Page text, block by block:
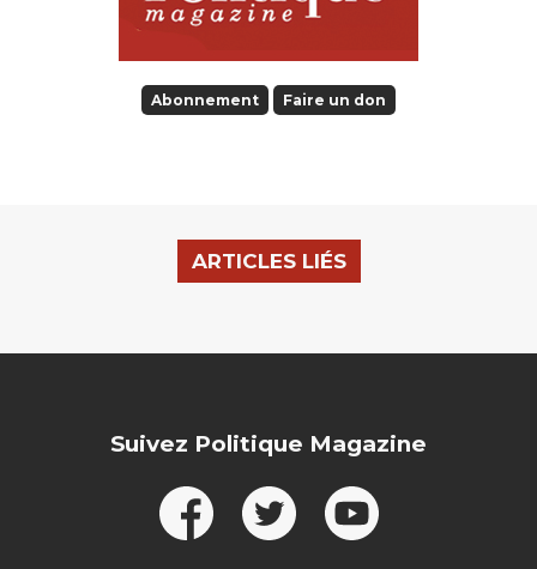
Abonnement Faire un don
ARTICLES LIÉS
Suivez Politique Magazine